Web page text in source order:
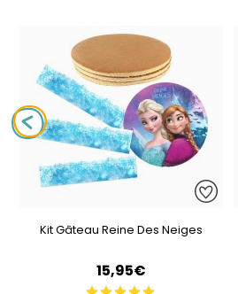
Kit Gâteau Reine Des Neiges
15,95€